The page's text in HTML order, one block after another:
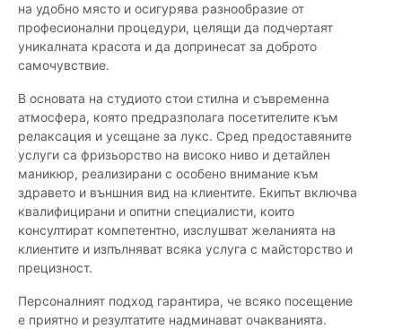
на удобно място и осигурява разнообразие от
професионални процедури, целящи да подчертаят
уникалната красота и да допринесат за доброто
самочувствие.
В основата на студиото стои стилна и съвременна
атмосфера, която предразполага посетителите към
релаксация и усещане за лукс. Сред предоставяните
услуги са фризьорство на високо ниво и детайлен
маникюр, реализирани с особено внимание към
здравето и външния вид на клиентите. Екипът включва
квалифицирани и опитни специалисти, които
консултират компетентно, изслушват желанията на
клиентите и изпълняват всяка услуга с майсторство и
прецизност.
Персоналният подход гарантира, че всяко посещение
е приятно и резултатите надминават очакванията.